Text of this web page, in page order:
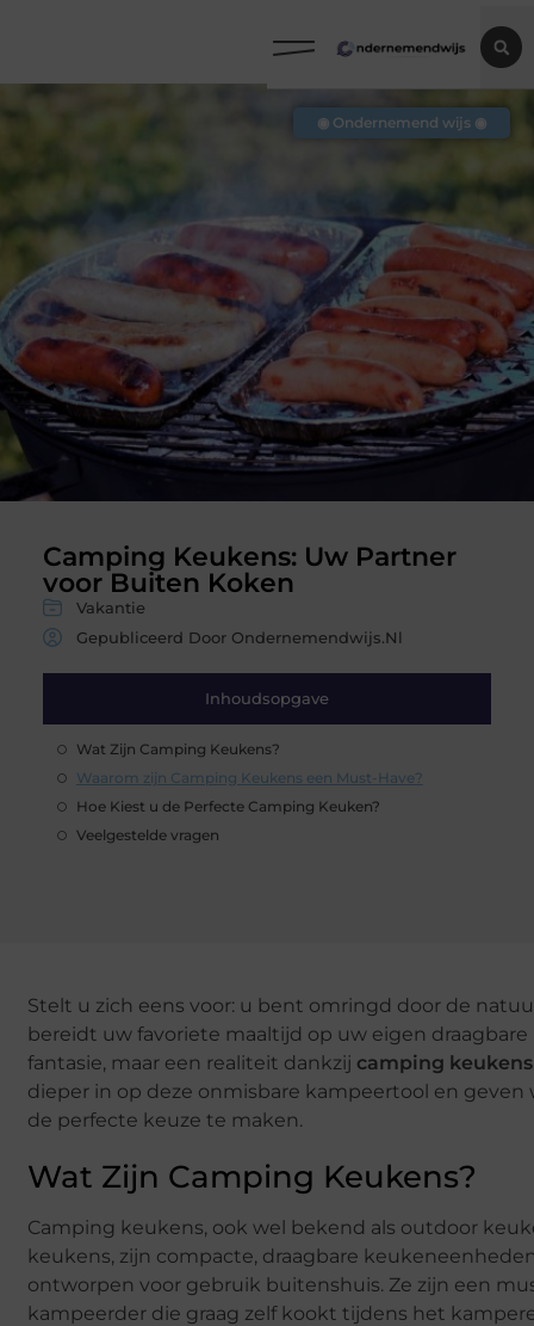
Camping Keukens: Uw Partner
voor Buiten Koken
Vakantie
Gepubliceerd Door Ondernemendwijs.nl
Inhoudsopgave
Wat Zijn Camping Keukens?
Waarom zijn Camping Keukens een Must-Have?
Hoe Kiest u de Perfecte Camping Keuken?
Veelgestelde vragen
◉ Ondernemend wijs ◉
Stelt u zich eens voor: u bent omringd door de
bereidt uw favoriete maaltijd op uw eigen
fantasie, maar een realiteit dankzij camping keukens
dieper in op deze onmisbare kampeertool en geven
de perfecte keuze te maken.
Wat Zijn Camping Keukens?
Camping keukens, ook wel bekend als outdoor
keukens, zijn compacte, draagbare
ontworpen voor gebruik buitenshuis. Ze zijn een
kampeerder die graag zelf kookt tijdens het